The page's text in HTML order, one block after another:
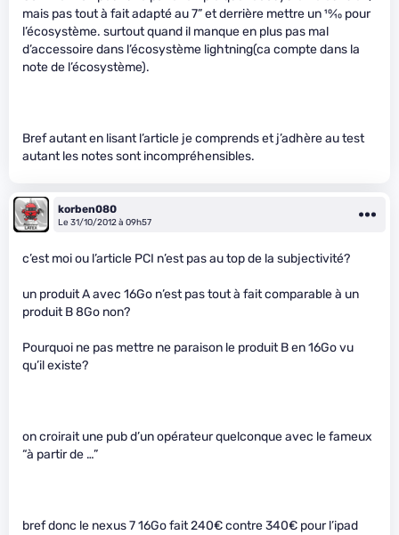
mais pas tout à fait adapté au 7” et derrière mettre un10⁄10 pour
l’écosystème. surtout quand il manque en plus pas mal
d’accessoire dans l’écosystème lightning(ca compte dans la
note de l’écosystème).
Bref autant en lisant l’article je comprends et j’adhère au test
autant les notes sont incompréhensibles.
korben080
Le 31/10/2012 à 09h57
c’est moi ou l’article PCI n’est pas au top de la subjectivité?
un produit A avec 16Go n’est pas tout à fait comparable à un
produit B 8Go non?
Pourquoi ne pas mettre ne paraison le produit B en 16Go vu
qu’il existe?
on croirait une pub d’un opérateur quelconque avec le fameux
“à partir de …”
bref donc le nexus 7 16Go fait 240€ contre 340€ pour l’ipad